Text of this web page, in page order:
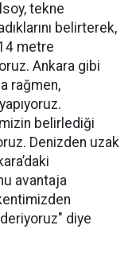
tekne
belirterek,
metre
Ankara gibi
rağmen,
belirlediği
Denizden uzak
avantaja
diye